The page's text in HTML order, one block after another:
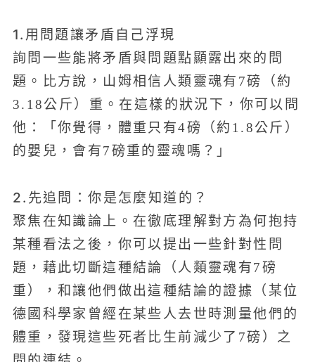
1.用問題讓矛盾自己浮現
詢問一些能將矛盾與問題點顯露出來的問
題。比方說，山姆相信人類靈魂有7磅（約
3.18公斤）重。在這樣的狀況下，你可以問
他：「你覺得，體重只有4磅（約1.8公斤）
的嬰兒，會有7磅重的靈魂嗎？」
2.先追問：你是怎麼知道的？
聚焦在知識論上。在徹底理解對方為何抱持
某種看法之後，你可以提出一些針對性問
題，藉此切斷這種結論（人類靈魂有7磅
重），和讓他們做出這種結論的證據（某位
德國科學家曾經在某些人去世時測量他們的
體重，發現這些死者比生前減少了7磅）之